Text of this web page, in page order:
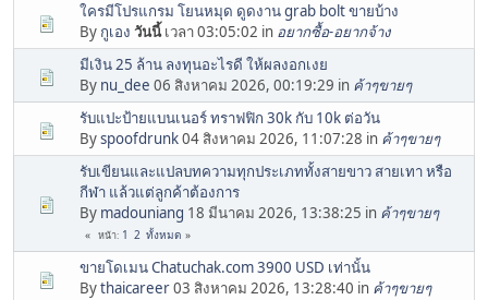
ใครมีโปรแกรม โยนหมุด ดูดงาน grab bolt ขายบ้าง
By กูเอง วันนี้เวลา 03:05:02 in อยากซื้อ-อยากจ้าง
มีเงิน 25 ล้าน ลงทุนอะไรดี ให้ผลงอกเงย
By nu_dee 06 สิงหาคม 2026, 00:19:29 in ค้าๆขายๆ
รับแปะป้ายแบนเนอร์ ทราฟฟิก 30k กับ 10k ต่อวัน
Byspoofdrunk04 สิงหาคม 2026, 11:07:28 in ค้าๆขายๆ
รับเขียนและแปลบทความทุกประเภททั้งสายขาว สายเทา หรือ
กีฬา แล้วแต่ลูกค้าต้องการ
By madouniang 18 มีนาคม 2026, 13:38:25 in ค้าๆขายๆ
หน้า 1 2 ทั้งหมด
ขายโดเมน Chatuchak.com 3900 USD เท่านั้น
Bythaicareer03 สิงหาคม 2026, 13:28:40 in ค้าๆขายๆ